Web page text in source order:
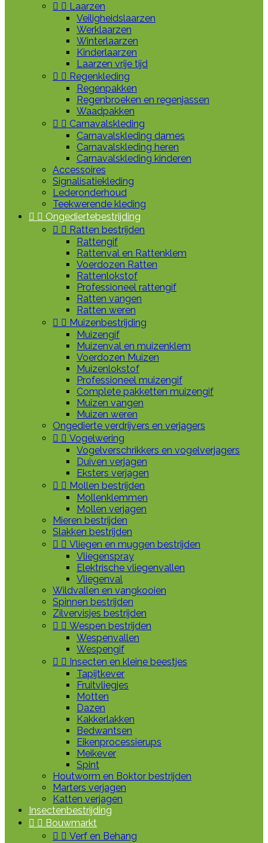
  Laarzen
Veiligheidslaarzen
Werklaarzen
Winterlaarzen
Kinderlaarzen
Laarzen vrije tijd
  Regenkleding
Regenpakken
Regenbroeken en regenjassen
Waadpakken
  Carnavalskleding
Carnavalskleding dames
Carnavalskleding heren
Carnavalskleding kinderen
Accessoires
Signalisatiekleding
Lederonderhoud
Teekwerende kleding
  Ongediertebestrijding
  Ratten bestrijden
Rattengif
Rattenval en Rattenklem
Voerdozen Ratten
Rattenlokstof
Professioneel rattengif
Ratten vangen
Ratten weren
  Muizenbestrijding
Muizengif
Muizenval en muizenklem
Voerdozen Muizen
Muizenlokstof
Professioneel muizengif
Complete pakketten muizengif
Muizen vangen
Muizen weren
Ongedierte verdrijvers en verjagers
  Vogelwering
Vogelverschrikkers en vogelverjagers
Duiven verjagen
Eksters verjagen
  Mollen bestrijden
Mollenklemmen
Mollen verjagen
Mieren bestrijden
Slakken bestrijden
  Vliegen en muggen bestrijden
Vliegenspray
Elektrische vliegenvallen
Vliegenval
Wildvallen en vangkooien
Spinnen bestrijden
Zilvervisjes bestrijden
  Wespen bestrijden
Wespenvallen
Wespengif
  Insecten en kleine beestjes
Tapijtkever
Fruitvliegjes
Motten
Dazen
Kakkerlakken
Bedwantsen
Eikenprocessierups
Meikever
Spint
Houtworm en Boktor bestrijden
Marters verjagen
Katten verjagen
Insectenbestrijding
  Bouwmarkt
  Verf en Behang